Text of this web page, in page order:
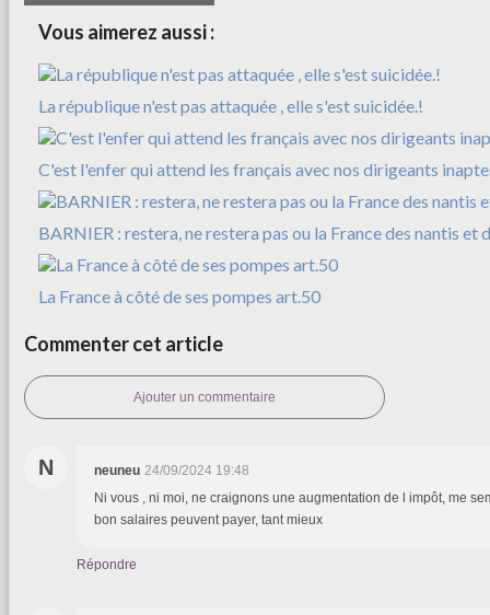
Vous aimerez aussi :
La république n'est pas attaquée , elle s'est suicidée.!
C'est l'enfer qui attend les français avec nos dirigeants
BARNIER : restera, ne restera pas ou la France des nantis et
La France à côté de ses pompes art.50
Commenter cet article
Ajouter un commentaire
N neuneu 24/09/2024 19:48
Ni vous , ni moi, ne craignons une augmentation de l impôt, me
bon salaires peuvent payer, tant mieux
Répondre